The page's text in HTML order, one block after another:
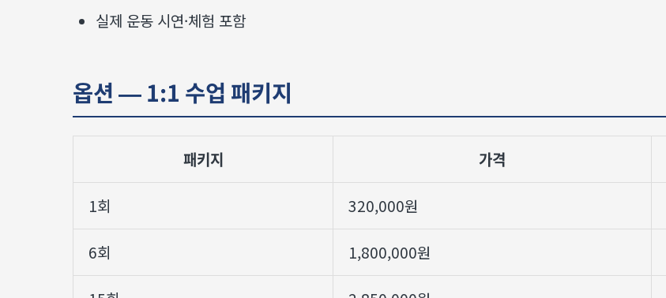
실제 운동 시연·체험 포함
옵션 — 1:1 수업 패키지
패키지 가격
1회 320,000원
6회 1,800,000원